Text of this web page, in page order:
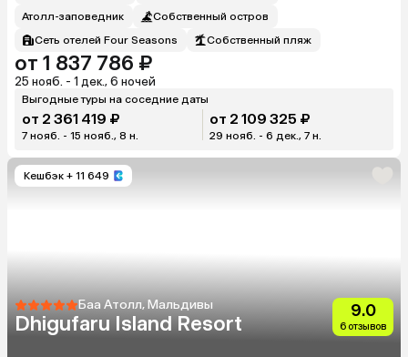
Атолл-заповедник
Собственный остров
Сеть отелей Four Seasons
Собственный пляж
от 1 837 786 ₽
25 нояб. - 1 дек., 6 ночей
Выгодные туры на соседние даты
от 2 361 419 ₽
7 нояб. - 15 нояб., 8 н.
от 2 109 325 ₽
29 нояб. - 6 дек., 7 н.
Кешбэк + 11 649
Баа Атолл, Мальдивы
Dhigufaru Island Resort
9.0
6 отзывов